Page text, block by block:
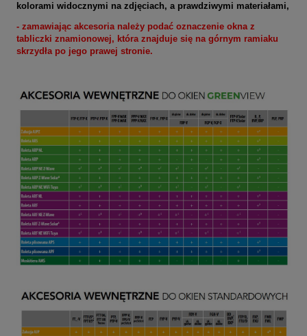
kolorami widocznymi na zdjęciach, a prawdziwymi materiałami,
- zamawiając akcesoria należy podać oznaczenie okna z
tabliczki znamionowej, która znajduje się na górnym ramiaku
skrzydła po jego prawej stronie.